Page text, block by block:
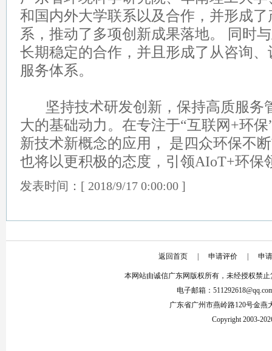
和国内外大学联系以及合作，并形成
系，推动了多项创新成果落地。 同时
长期稳定的合作，并且形成了从咨询
服务体系。
坚持技术研发创新，保持高质服务
大的基础动力。在专注于“互联网+环
新技术新概念的应用， 是四众环保不
也将以更积极的态度，引领AIoT+环保
发表时间：[ 2018/9/17 0:00:00 ]
返回首页 申请评价 申
本网站由诚信广东网版权所有，未经授权禁
电子邮箱：
广东省广州市燕岭路120号金燕
Copyright 2003-